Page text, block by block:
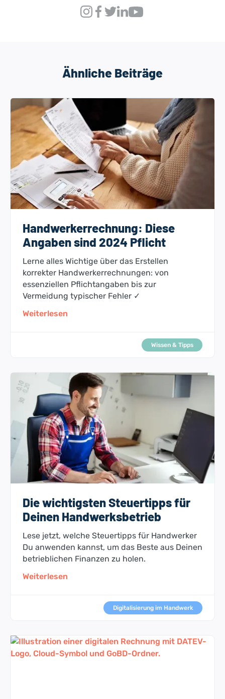
Ähnliche Beiträge
Handwerkerrechnung: Diese
Angaben sind 2024 Pflicht
Lerne alles Wichtige über das Erstellen
korrekter Handwerkerrechnungen: von
essenziellen Pflichtangaben bis zur
Vermeidung typischer Fehler ✓
Weiterlesen
Wissen & Tipps
Die wichtigsten Steuertipps für
Deinen Handwerksbetrieb
Lese jetzt, welche Steuertipps für Handwerker
Du anwenden kannst, um das Beste aus Deinen
betrieblichen Finanzen zu holen.
Weiterlesen
Digitalisierung im Handwerk